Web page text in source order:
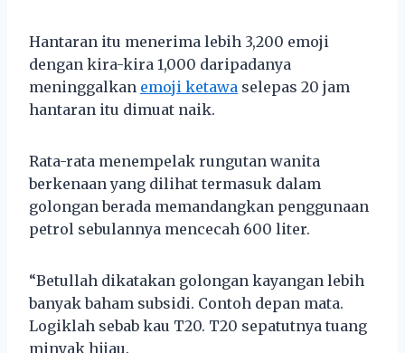
Hantaran itu menerima lebih 3,200 emoji
dengan kira-kira 1,000 daripadanya
meninggalkan emoji ketawa selepas 20 jam
hantaran itu dimuat naik.
Rata-rata menempelak rungutan wanita
berkenaan yang dilihat termasuk dalam
golongan berada memandangkan penggunaan
petrol sebulannya mencecah 600 liter.
“Betullah dikatakan golongan kayangan lebih
banyak baham subsidi. Contoh depan mata.
Logiklah sebab kau T20. T20 sepatutnya tuang
minyak hijau.